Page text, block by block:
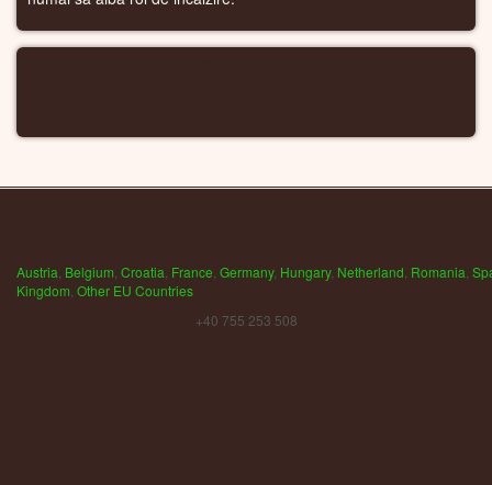
Austria Belgium Croatia France Germany, Hungary, Netherland Romania
Kingdom Other EU Countries
+40 755 253 508